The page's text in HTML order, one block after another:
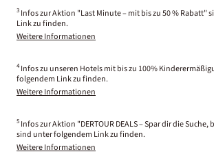
3 Infos zur Aktion "Last Minute – mit bis zu 50 % Rabatt"
Link zu finden.
Weitere Informationen
4 Infos zu unseren Hotels mit bis zu 100%
folgendem Link zu finden.
Weitere Informationen
5 Infos zur Aktion "DERTOUR DEALS – Spar dir die Suche,
sind unter folgendem Link zu finden.
Weitere Informationen